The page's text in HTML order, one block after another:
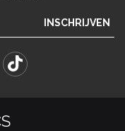
INSCHRIJVEN